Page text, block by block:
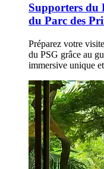
Supporters du
du Parc des
Préparez votre
du PSG grâce au
immersive unique